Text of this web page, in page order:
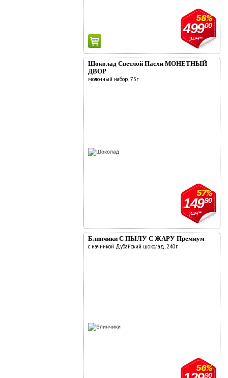
119900
58%
49900
Шоколад Светлой Пасхи МОНЕТНЫЙ
ДВОР
молочный набор, 75г
34990
57%
14990
Блинчики С ПЫЛУ С ЖАРУ Премиум
с начинкой Дубайский шоколад, 240г
56%
90